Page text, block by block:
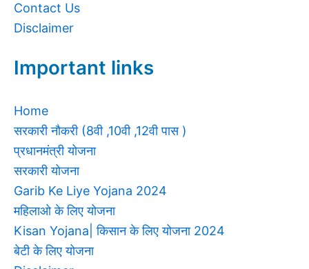
Contact Us
Disclaimer
Important links
Home
सरकारी नौकरी (8वी ,10वी ,12वी पास )
प्रधानमंत्री योजना
सरकारी योजना
Garib Ke Liye Yojana 2024
महिलाओ के लिए योजना
Kisan Yojana| किसान के लिए योजना 2024
बेटी के लिए योजना